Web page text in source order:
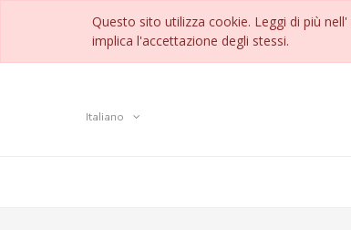
Questo sito utilizza cookie. Leggi di più nell'
implica l'accettazione degli stessi.
Italiano